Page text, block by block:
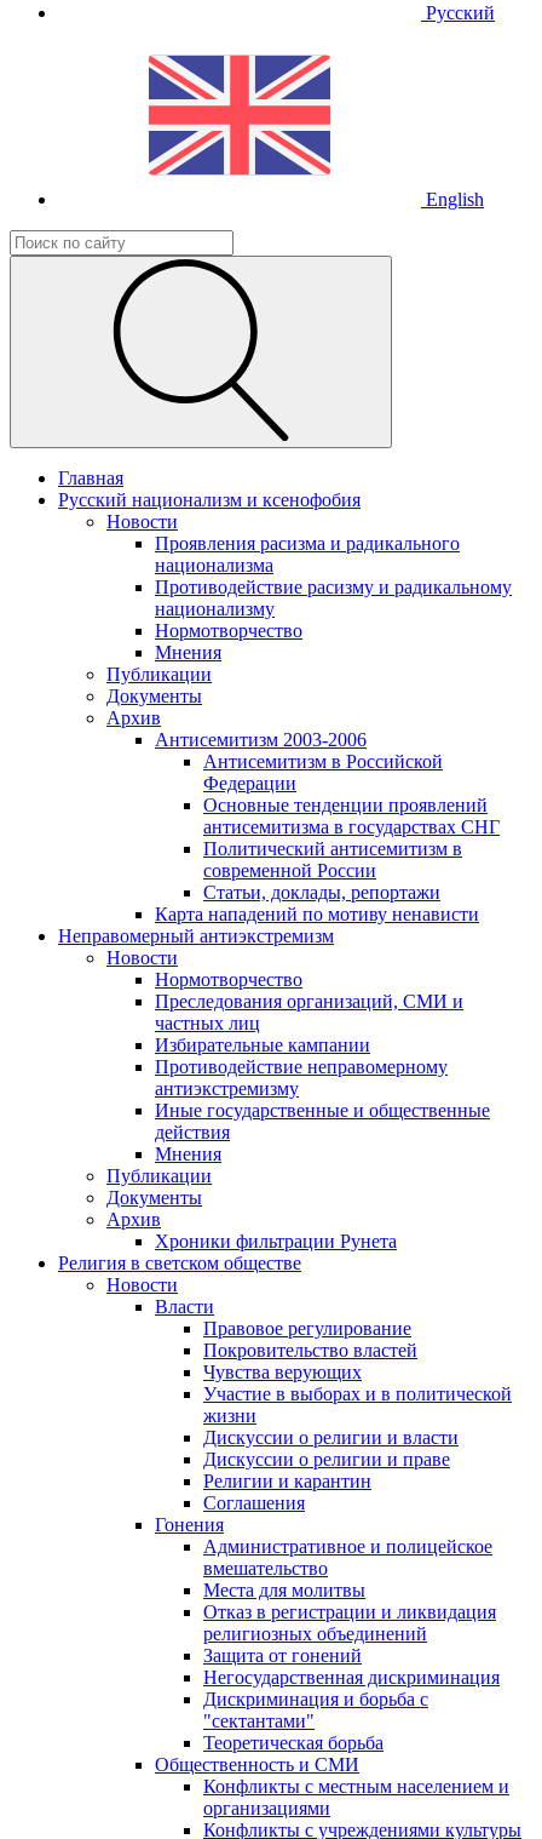
Русский
English
Главная
Русский национализм и ксенофобия
Новости
Проявления расизма и радикального
национализма
Противодействие расизму и радикальному
национализму
Нормотворчество
Мнения
Публикации
Документы
Архив
Антисемитизм 2003-2006
Антисемитизм в Российской
Федерации
Основные тенденции проявлений
антисемитизма в государствах СНГ
Политический антисемитизм в
современной России
Статьи, доклады, репортажи
Карта нападений по мотиву ненависти
Неправомерный антиэкстремизм
Новости
Нормотворчество
Преследования организаций, СМИ и
частных лиц
Избирательные кампании
Противодействие неправомерному
антиэкстремизму
Иные государственные и общественные
действия
Мнения
Публикации
Документы
Архив
Хроники фильтрации Рунета
Религия в светском обществе
Новости
Власти
Правовое регулирование
Покровительство властей
Чувства верующих
Участие в выборах и в политической
жизни
Дискуссии о религии и власти
Дискуссии о религии и праве
Религии и карантин
Соглашения
Гонения
Административное и полицейское
вмешательство
Места для молитвы
Отказ в регистрации и ликвидация
религиозных объединений
Защита от гонений
Негосударственная дискриминация
Дискриминация и борьба с
"сектантами"
Теоретическая борьба
Общественность и СМИ
Конфликты с местным населением и
организациями
Конфликты с учреждениями культуры